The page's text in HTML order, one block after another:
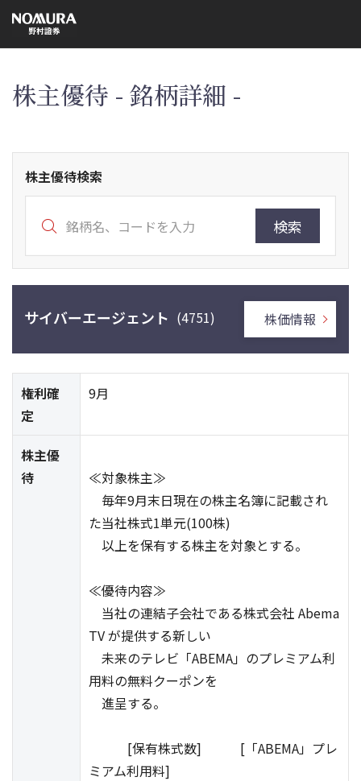
の
ー
株主優待 - 銘柄詳細 -
株主優待検索
検索
サイバーエージェント (4751) 株価情報
権利確
定
9月
株主優
待
≪対象株主≫
毎年9月末日現在の株主名簿に記載され
た当社株式1単元(100株)
以上を保有する株主を対象とする。
≪優待内容≫
当社の連結子会社である株式会社 Abema
TV が提供する新しい
未来のテレビ「ABEMA」のプレミアム利
用料の無料クーポンを
進呈する。
[保有株式数] [「ABEMA」プレ
ミアム利用料]